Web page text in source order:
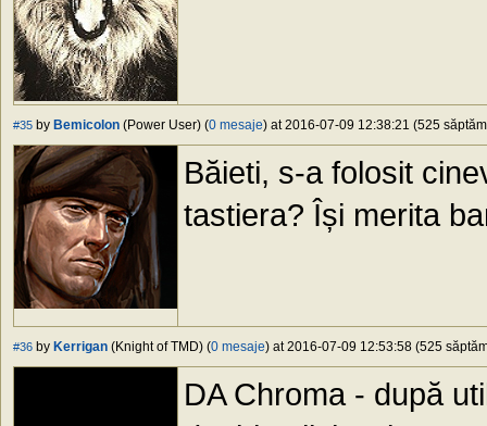
#35 by Bemicolon (Power User) (0 mesaje) at 2016-07-09 12:38:21 (525
Băieti, s-a folosit
tastiera? Își merita
#36 by Kerrigan (Knight of TMD) (0 mesaje) at 2016-07-09 12:53:58 (525
DA Chroma - după